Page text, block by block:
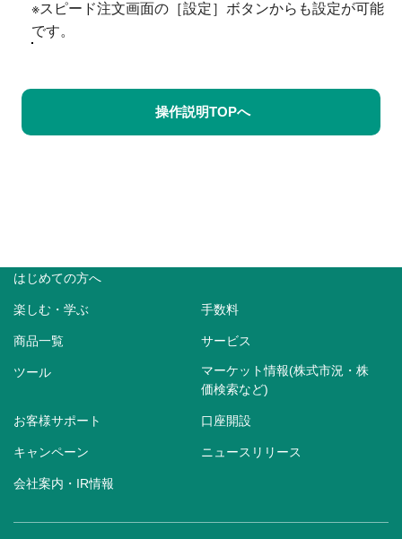
※スピード注文画面の［設定］ボタンからも設定が可能
です。
操作説明TOPへ
はじめての方へ
楽しむ・学ぶ 手数料
商品一覧 サービス
ツール
マーケット情報(株式市況・株
価検索など)
お客様サポート 口座開設
キャンペーン ニュースリリース
会社案内・IR情報